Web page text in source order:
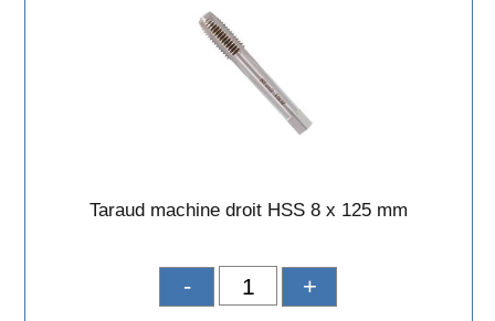
Taraud machine droit HSS 8 x 125 mm
- +